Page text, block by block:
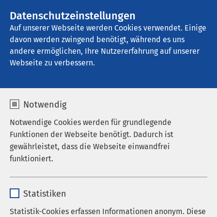
Datenschutzeinstellungen
Auf unserer Webseite werden Cookies verwendet. Einige
davon werden zwingend benötigt, während es uns
andere ermöglichen, Ihre Nutzererfahrung auf unserer
Webseite zu verbessern.
Notwendig
Notwendige Cookies werden für grundlegende
Funktionen der Webseite benötigt. Dadurch ist
gewährleistet, dass die Webseite einwandfrei
funktioniert.
Anbieter sgalinski
Statistiken
Statistik-Cookies erfassen Informationen anonym. Diese
_ME_S - erst wenn's
AMEOS unterstützt die #missingtype-
Kampagne der DRK-
Blutspendedienste